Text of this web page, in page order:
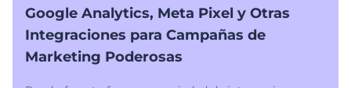
Google Analytics, Meta Pixel y Otras
Integraciones para Campañas de
Marketing Poderosas